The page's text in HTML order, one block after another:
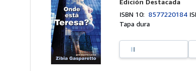
Edición Destacada
ISBN 10:8577220184
Tapa dura